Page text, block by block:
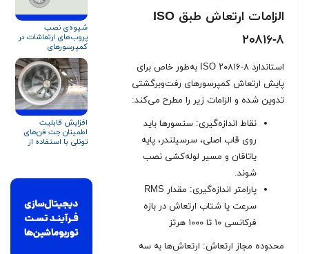
الزامات ارتعاش طبق ISO
۲۰۸۱۶-۸
استاندارد ISO ۲۰۸۱۶-۸ به‌طور خاص برای
پایش ارتعاش کمپرسورهای رفت‌وبرگشتی
تدوین شده و الزامات زیر را مطرح می‌کند:
نقاط اندازه‌گیری: سنسورها باید
روی قاب اصلی، سرسیلندر، پایه
یاتاقان و مسیر لوله‌کشی نصب
شوند.
پارامتر اندازه‌گیری: مقدار RMS
سرعت یا شتاب ارتعاش در بازه
فرکانسی ۱۰ تا ۱۰۰۰ هرتز
محدوده مجاز ارتعاش: ارتعاش‌ها به سه
شیوه‌ی نصب
پروب‌های ارتعاشات در
کمپرسورهای
سانتریفیوژ
افزایش قابلیت
اطمینان جت فن‌های
تونلی با استفاده از